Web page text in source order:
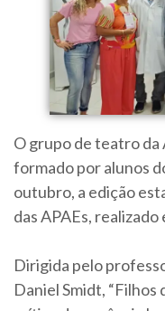
O grupo de teatro da
formado por alunos
outubro, a edição
das APAEs,
Dirigida pelo
Daniel Smidt, “Filhos